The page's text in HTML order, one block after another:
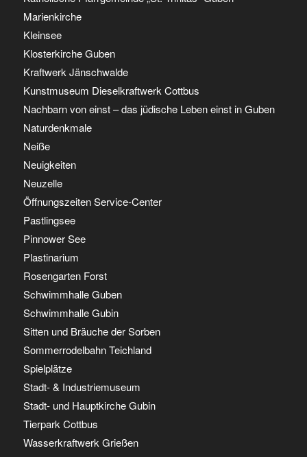
Marienkirche
Kleinsee
Klosterkirche Guben
Kraftwerk Jänschwalde
Kunstmuseum Dieselkraftwerk Cottbus
Nachbarn von einst – das jüdische Leben einst in Guben
Naturdenkmale
Neiße
Neuigkeiten
Neuzelle
Öffnungszeiten Service-Center
Pastlingsee
Pinnower See
Plastinarium
Rosengarten Forst
Schwimmhalle Guben
Schwimmhalle Gubin
Sitten und Bräuche der Sorben
Sommerrodelbahn Teichland
Spielplätze
Stadt- & Industriemuseum
Stadt- und Hauptkirche Gubin
Tierpark Cottbus
Wasserkraftwerk Grießen